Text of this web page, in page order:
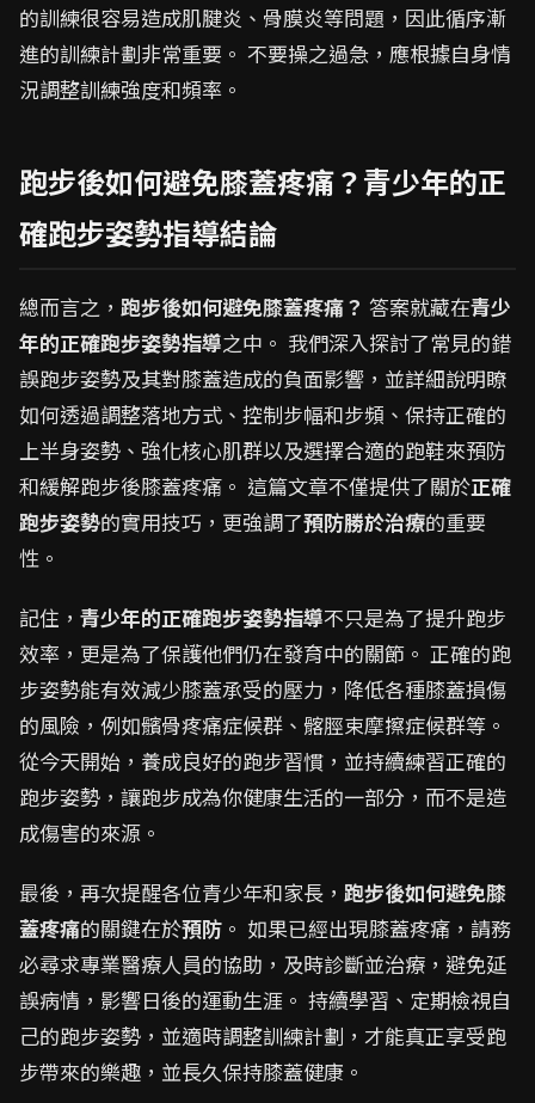
的訓練很容易造成肌腱炎、骨膜炎等問題，因此循序漸
進的訓練計劃非常重要。 不要操之過急，應根據自身情
況調整訓練強度和頻率。
跑步後如何避免膝蓋疼痛？青少年的正
確跑步姿勢指導結論
總而言之， 跑步後如何避免膝蓋疼痛？ 答案就藏在青少
年的正確跑步姿勢指導之中。 我們深入探討了常見的錯
誤跑步姿勢及其對膝蓋造成的負面影響，並詳細說明瞭
如何透過調整落地方式、控制步幅和步頻、保持正確的
上半身姿勢、強化核心肌群以及選擇合適的跑鞋來預防
和緩解跑步後膝蓋疼痛。 這篇文章不僅提供了關於正確
跑步姿勢的實用技巧，更強調了預防勝於治療的重要
性。
記住， 青少年的正確跑步姿勢指導不只是為了提升跑步
效率，更是為了保護他們仍在發育中的關節。 正確的跑
步姿勢能有效減少膝蓋承受的壓力，降低各種膝蓋損傷
的風險，例如髕骨疼痛症候群、髂脛束摩擦症候群等。
從今天開始，養成良好的跑步習慣，並持續練習正確的
跑步姿勢，讓跑步成為你健康生活的一部分，而不是造
成傷害的來源。
最後，再次提醒各位青少年和家長， 跑步後如何避免膝
蓋疼痛的關鍵在於預防 。 如果已經出現膝蓋疼痛，請務
必尋求專業醫療人員的協助，及時診斷並治療，避免延
誤病情，影響日後的運動生涯。 持續學習、定期檢視自
己的跑步姿勢，並適時調整訓練計劃，才能真正享受跑
步帶來的樂趣，並長久保持膝蓋健康。